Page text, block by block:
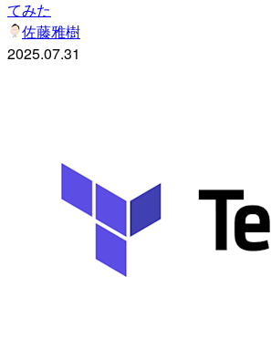
てみた
佐藤雅樹
2025.07.31